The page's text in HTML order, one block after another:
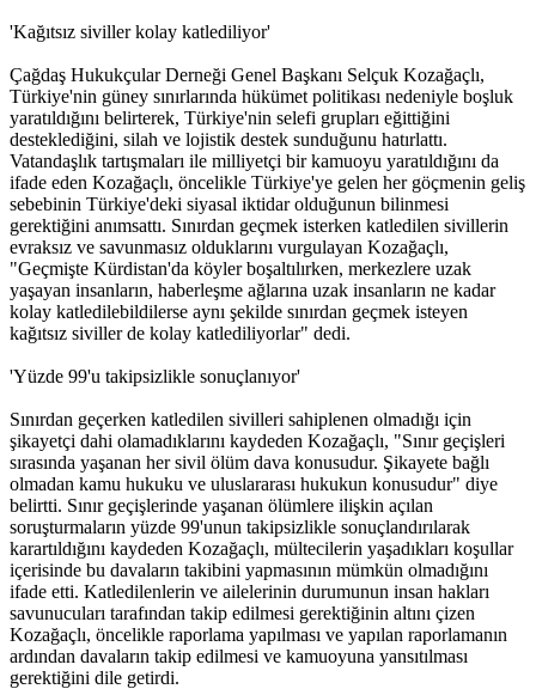
'Kağıtsız siviller kolay katlediliyor'
Çağdaş Hukukçular Derneği Genel Başkanı Selçuk Kozağaçlı,
Türkiye'nin güney sınırlarında hükümet politikası nedeniyle boşluk
yaratıldığını belirterek, Türkiye'nin selefi grupları eğittiğini
desteklediğini, silah ve lojistik destek sunduğunu hatırlattı.
Vatandaşlık tartışmaları ile milliyetçi bir kamuoyu yaratıldığını da
ifade eden Kozağaçlı, öncelikle Türkiye'ye gelen her göçmenin geliş
sebebinin Türkiye'deki siyasal iktidar olduğunun bilinmesi
gerektiğini anımsattı. Sınırdan geçmek isterken katledilen sivillerin
evraksız ve savunmasız olduklarını vurgulayan Kozağaçlı,
"Geçmişte Kürdistan'da köyler boşaltılırken, merkezlere uzak
yaşayan insanların, haberleşme ağlarına uzak insanların ne kadar
kolay katledilebildilerse aynı şekilde sınırdan geçmek isteyen
kağıtsız siviller de kolay katlediliyorlar" dedi.
'Yüzde 99'u takipsizlikle sonuçlanıyor'
Sınırdan geçerken katledilen sivilleri sahiplenen olmadığı için
şikayetçi dahi olamadıklarını kaydeden Kozağaçlı, "Sınır geçişleri
sırasında yaşanan her sivil ölüm dava konusudur. Şikayete bağlı
olmadan kamu hukuku ve uluslararası hukukun konusudur" diye
belirtti. Sınır geçişlerinde yaşanan ölümlere ilişkin açılan
soruşturmaların yüzde 99'unun takipsizlikle sonuçlandırılarak
karartıldığını kaydeden Kozağaçlı, mültecilerin yaşadıkları koşullar
içerisinde bu davaların takibini yapmasının mümkün olmadığını
ifade etti. Katledilenlerin ve ailelerinin durumunun insan hakları
savunucuları tarafından takip edilmesi gerektiğinin altını çizen
Kozağaçlı, öncelikle raporlama yapılması ve yapılan raporlamanın
ardından davaların takip edilmesi ve kamuoyuna yansıtılması
gerektiğini dile getirdi.